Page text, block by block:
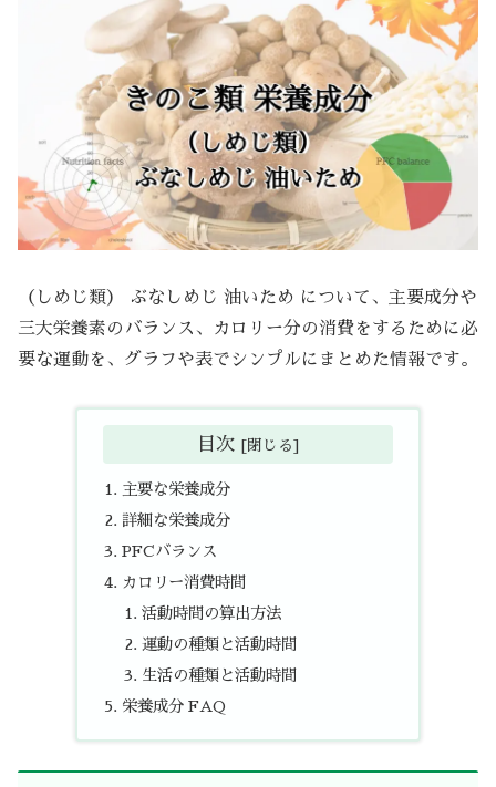
（しめじ類） ぶなしめじ 油いため について、主要成分や
三大栄養素のバランス、カロリー分の消費をするために必
要な運動を、グラフや表でシンプルにまとめた情報です。
目次
主要な栄養成分
詳細な栄養成分
PFCバランス
カロリー消費時間
活動時間の算出方法
運動の種類と活動時間
生活の種類と活動時間
栄養成分 FAQ